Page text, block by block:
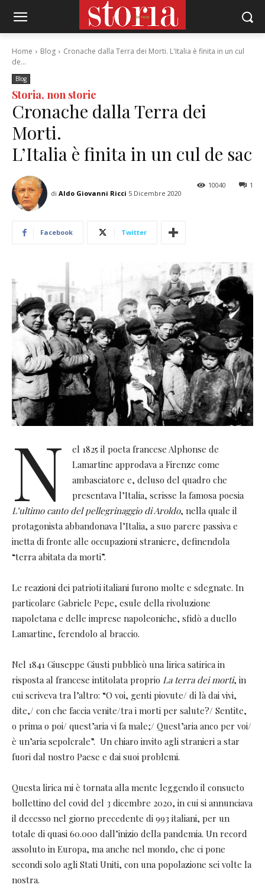
Home Blog
Cronache dalla Terra dei Morti. L'Italia è finita in un cul
de...
Blog
Storia, non storie
Cronache dalla Terra dei
Morti.
L’Italia è finita in un cul de sac
di Aldo Giovanni Ricci 5 Dicembre 2020
1
10040
Facebook Twitter
N
el 1825 il poeta francese Alphonse de
Lamartine approdava a Firenze come
ambasciatore e, deluso del quadro che
presentava l’Italia, scrisse la famosa poesia
L’ultimo canto del pellegrinaggio di Aroldo, nella quale il
protagonista abbandonava l’Italia, a suo parere passiva e
inetta di fronte alle occupazioni straniere, definendola
“terra abitata da morti”.
Le reazioni dei patrioti italiani furono molte e sdegnate. In
particolare Gabriele Pepe, esule della rivoluzione
napoletana e delle imprese napoleoniche, sfidò a duello
Lamartine, ferendolo al braccio.
Nel 1841 Giuseppe Giusti pubblicò una lirica satirica in
risposta al francese intitolata proprio La terra dei morti, in
cui scriveva tra l’altro: “O voi, genti piovute/ di là dai vivi,
dite,/ con che faccia venite/tra i morti per salute?/ Sentite,
o prima o poi/ quest’aria vi fa male;/ Quest’aria anco per voi/
è un’aria sepolcrale”. Un chiaro invito agli stranieri a star
fuori dal nostro Paese e dai suoi problemi.
Questa lirica mi è tornata alla mente leggendo il consueto
bollettino del covid del 3 dicembre 2020, in cui si annunciava
il decesso nel giorno precedente di 993 italiani, per un
totale di quasi 60.000 dall’inizio della pandemia. Un record
assoluto in Europa, ma anche nel mondo, che ci pone
secondi solo agli Stati Uniti, con una popolazione sei volte la
nostra.